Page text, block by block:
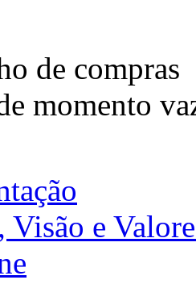
de compras
momento
Visão e